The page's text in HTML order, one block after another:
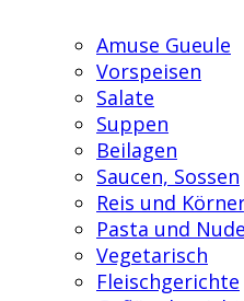
Amuse Gueule
Vorspeisen
Salate
Suppen
Beilagen
Saucen, Sossen
Reis und
Pasta und
Vegetarisch
Fleischgerichte